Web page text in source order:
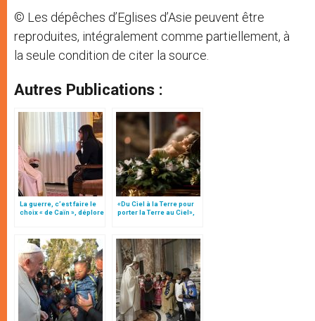
© Les dépêches d’Eglises d’Asie peuvent être
reproduites, intégralement comme partiellement, à
la seule condition de citer la source.
Autres Publications :
La guerre, c’est faire le
choix « de Caïn », déplore
«Du Ciel à la Terre pour
porter la Terre au Ciel»,